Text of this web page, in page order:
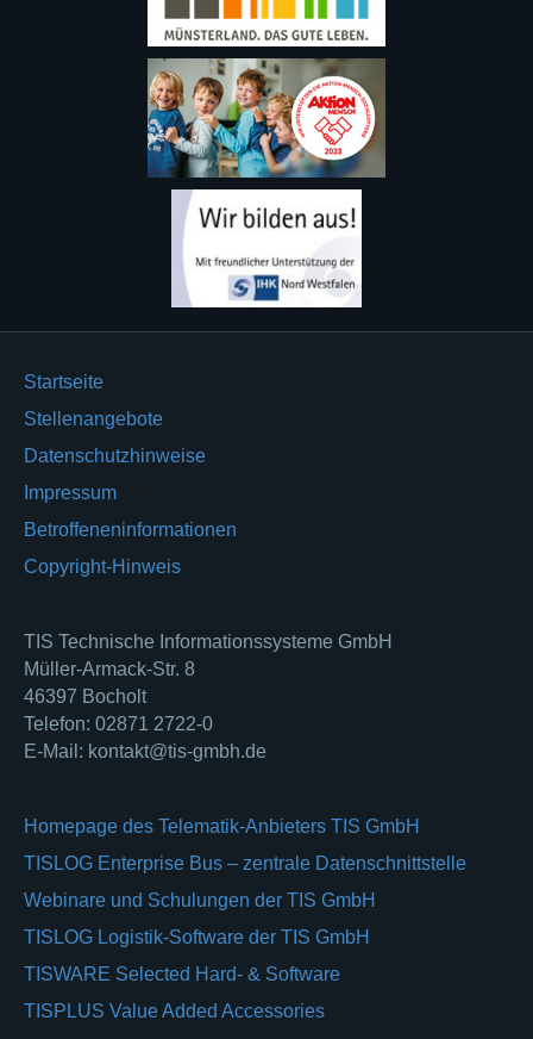
Startseite
Stellenangebote
Datenschutzhinweise
Impressum
Betroffeneninformationen
Copyright-Hinweis
TIS Technische Informationssysteme GmbH
Müller-Armack-Str. 8
46397 Bocholt
Telefon: 02871 2722-0
E-Mail: kontakt@tis-gmbh.de
Homepage des Telematik-Anbieters TIS GmbH
TISLOG Enterprise Bus – zentrale Datenschnittstelle
Webinare und Schulungen der TIS GmbH
TISLOG Logistik-Software der TIS GmbH
TISWARE Selected Hard- & Software
TISPLUS Value Added Accessories